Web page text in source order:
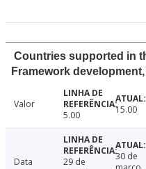
Countries supported in
Framework
Valor
5.00
15.00
Data
29 de
30 de